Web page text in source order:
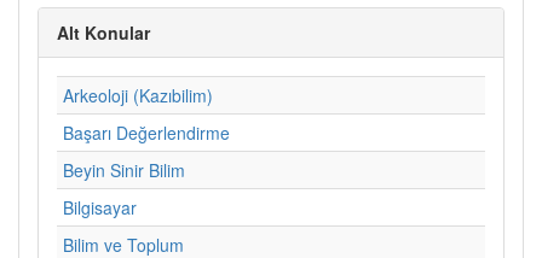
Alt Konular
Arkeoloji (Kazıbilim)
Başarı Değerlendirme
Beyin Sinir Bilim
Bilgisayar
Bilim ve Toplum